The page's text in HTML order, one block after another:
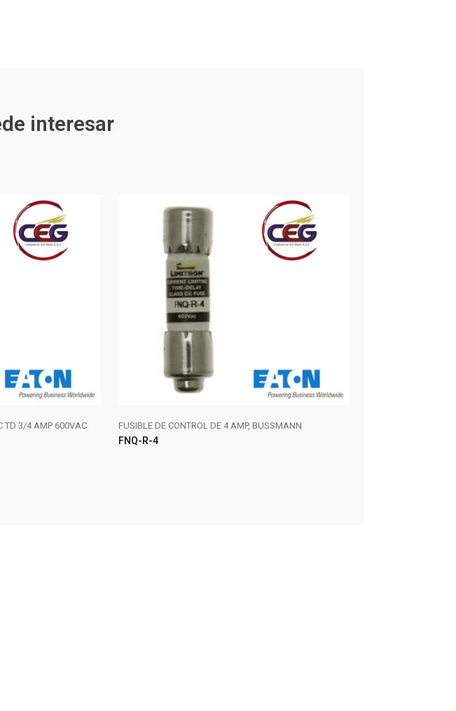
interesar
TD 3/4 AMP 600VAC FUSIBLE DE CONTROL DE 4 AMP, BUSSMANN
FNQ-R-4